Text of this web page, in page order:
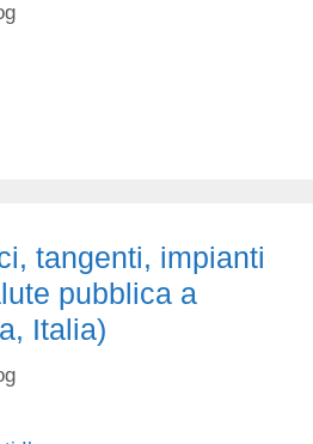
tangenti, impianti
pubblica a
Italia)